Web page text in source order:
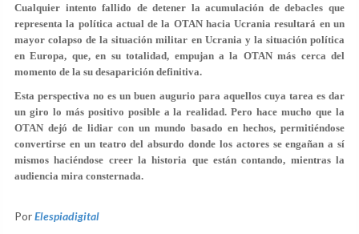
Cualquier intento fallido de detener la acumulación de debacles que
representa la política actual de la OTAN hacia Ucrania resultará en un
mayor colapso de la situación militar en Ucrania y la situación política
en Europa, que, en su totalidad, empujan a la OTAN más cerca del
momento de la su desaparición definitiva.
Esta perspectiva no es un buen augurio para aquellos cuya tarea es dar
un giro lo más positivo posible a la realidad. Pero hace mucho que la
OTAN dejó de lidiar con un mundo basado en hechos, permitiéndose
convertirse en un teatro del absurdo donde los actores se engañan a sí
mismos haciéndose creer la historia que están contando, mientras la
audiencia mira consternada.
PorElespiadigital